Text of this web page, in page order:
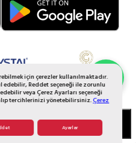
için çerezler kullanılmaktadır.
edebilir, Reddet seçeneği ile zorunlu
veya Çerez Ayarları seçeneği
tercihlerinizi yönetebilirsiniz.Çerez
Ayarlar
EKLE
Galerikristal.com.tr
Whatsapp Sipariş